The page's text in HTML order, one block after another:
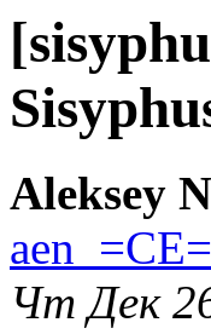
Aleksey
Чт Дек